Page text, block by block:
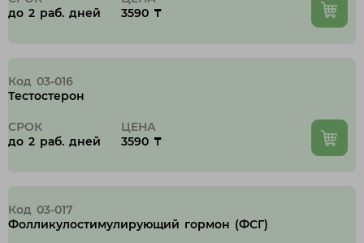
до 2 раб. дней
3590 ₸
Код 03-016
Тестостерон
СРОК
до 2 раб. дней
ЦЕНА
3590 ₸
Код 03-017
Фолликулостимулирующий гормон (ФСГ)